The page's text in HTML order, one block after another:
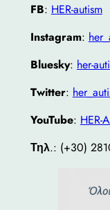
FB: HER-autism
Instagram:
Bluesky: her-
Twitter:
YouTube: HER-
Τηλ.: (+30)